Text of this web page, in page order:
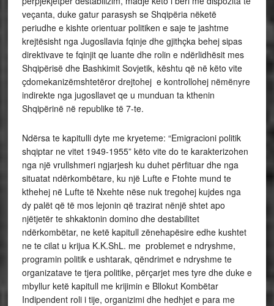
veçanta, duke gatur parasysh se Shqipëria nëketë
periudhe e kishte orientuar politiken e saje te jashtme
krejtësisht nga Jugosllavia fqinje dhe gjithçka behej sipas
direktivave te fqinjit qe luante dhe rolin e ndërlidhësit mes
Shqipërisë dhe Bashkimit Sovjetik, kështu që në këto vite
çdomekanizëmshtetëror drejtohej e kontrollohej nëmënyre
indirekte nga jugosllavet qe u munduan ta kthenin
Shqipërinë në republike të 7-te.
Ndërsa te kapitulli dyte me kryeteme: “Emigracioni politik
shqiptar ne vitet 1949-1955” këto vite do te karakterizohen
nga një vrullshmeri ngjarjesh ku duhet përfituar dhe nga
situatat ndërkombëtare, ku një Lufte e Ftohte mund te
kthehej në Lufte të Nxehte nëse nuk tregohej kujdes nga
dy palët që të mos lejonin që trazirat nënjë shtet apo
njëtjetër te shkaktonin domino dhe destabilitet
ndërkombëtar, ne ketë kapitull zënehapësire edhe kushtet
ne te cilat u krijua K.K.ShL. me problemet e ndryshme,
programin politik e ushtarak, qëndrimet e ndryshme te
organizatave te tjera politike, përçarjet mes tyre dhe duke e
mbyllur ketë kapitull me krijimin e Bllokut Kombëtar
Indipendent roli i tije, organizimi dhe hedhjet e para me